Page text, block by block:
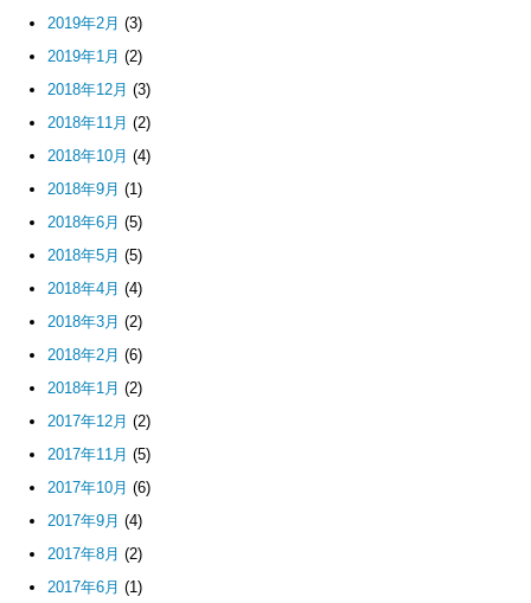
2019年2月 (3)
2019年1月 (2)
2018年12月 (3)
2018年11月 (2)
2018年10月 (4)
2018年9月 (1)
2018年6月 (5)
2018年5月 (5)
2018年4月 (4)
2018年3月 (2)
2018年2月 (6)
2018年1月 (2)
2017年12月 (2)
2017年11月 (5)
2017年10月 (6)
2017年9月 (4)
2017年8月 (2)
2017年6月 (1)